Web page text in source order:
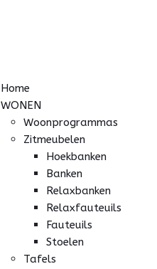
Home
WONEN
Woonprogrammas
Zitmeubelen
Hoekbanken
Banken
Relaxbanken
Relaxfauteuils
Fauteuils
Stoelen
Tafels